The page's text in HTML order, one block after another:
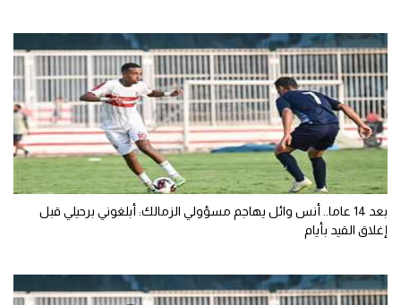
بعد 14 عاما.. أنس وائل يهاجم مسؤولي الزمالك: أبلغوني برحيلي قبل
إغلاق القيد بأيام